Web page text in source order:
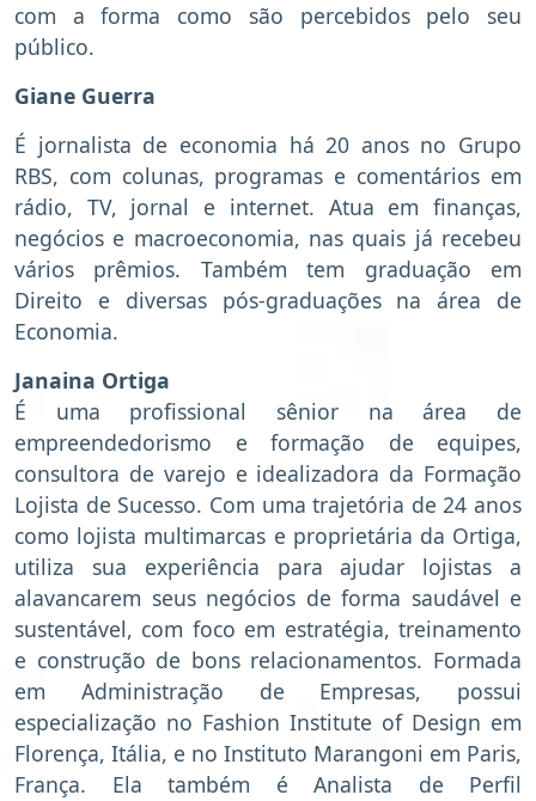
com a forma como são percebidos pelo seu
público.
Giane Guerra
É jornalista de economia há 20 anos no Grupo
RBS, com colunas, programas e comentários em
rádio, TV, jornal e internet. Atua em finanças,
negócios e macroeconomia, nas quais já recebeu
vários prêmios. Também tem graduação em
Direito e diversas pós-graduações na área de
Economia.
Janaina Ortiga
É uma profissional sênior na área de
empreendedorismo e formação de equipes,
consultora de varejo e idealizadora da Formação
Lojista de Sucesso. Com uma trajetória de 24 anos
como lojista multimarcas e proprietária da Ortiga,
utiliza sua experiência para ajudar lojistas a
alavancarem seus negócios de forma saudável e
sustentável, com foco em estratégia, treinamento
e construção de bons relacionamentos. Formada
em Administração de Empresas, possui
especialização no Fashion Institute of Design em
Florença, Itália, e no Instituto Marangoni em Paris,
França. Ela também é Analista de Perfil